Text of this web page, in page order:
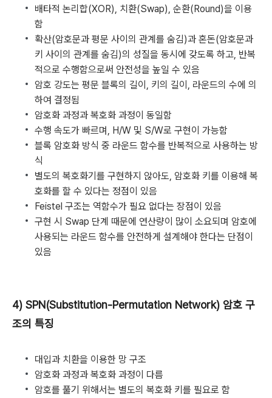
배타적 논리합(XOR), 치환(Swap), 순환(Round)을 이용
함
확산(암호문과 평문 사이의 관계를 숨김)과 혼돈(암호문과
키 사이의 관계를 숨김)의 성질을 동시에 갖도록 하고, 반복
적으로 수행함으로써 안전성을 높일 수 있음
암호 강도는 평문 블록의 길이, 키의 길이, 라운드의 수에 의
하여 결정됨
암호화 과정과 복호화 과정이 동일함
수행 속도가 빠르며, H/W 및 S/W로 구현이 가능함
블록 암호화 방식 중 라운드 함수를 반복적으로 사용하는 방
식
별도의 복호화기를 구현하지 않아도, 암호화 키를 이용해 복
호화를 할 수 있다는 정점이 있음
Feistel 구조는 역함수가 필요 없다는 장점이 있음
구현 시 Swap 단계 때문에 연산량이 많이 소요되며 암호에
사용되는 라운드 함수를 안전하게 설계해야 한다는 단점이
있음
4) SPN(Substitution-Permutation Network) 암호 구
조의 특징
대입과 치환을 이용한 망 구조
암호화 과정과 복호화 과정이 다름
암호를 풀기 위해서는 별도의 복호화 키를 필요로 함